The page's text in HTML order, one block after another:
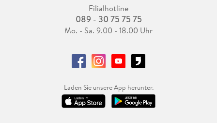
Filialhotline
089 - 30 75 75 75
Mo. - Sa. 9.00 - 18.00 Uhr
Laden Sie unsere App herunter.